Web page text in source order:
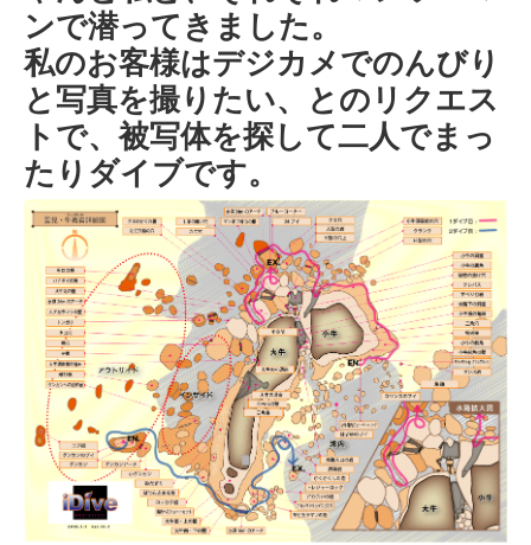
ンで潜ってきました。
私のお客様はデジカメでのんびり
と写真を撮りたい、とのリクエス
トで、被写体を探して二人でまっ
たりダイブです。